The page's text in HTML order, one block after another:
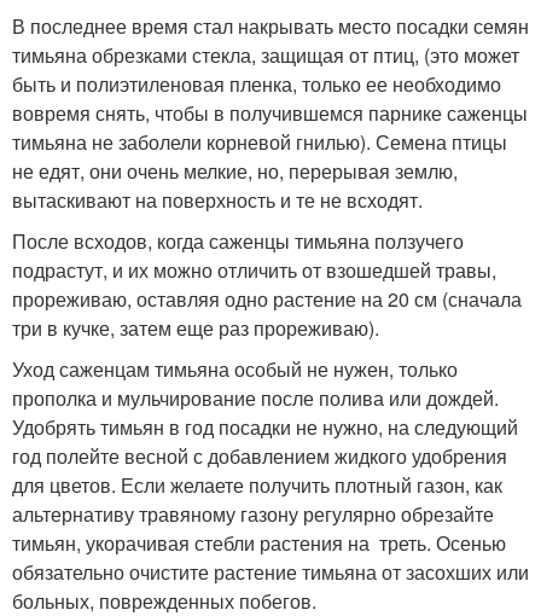
В последнее время стал накрывать место посадки семян
тимьяна обрезками стекла, защищая от птиц, (это может
быть и полиэтиленовая пленка, только ее необходимо
вовремя снять, чтобы в получившемся парнике саженцы
тимьяна не заболели корневой гнилью). Семена птицы
не едят, они очень мелкие, но, перерывая землю,
вытаскивают на поверхность и те не всходят.
После всходов, когда саженцы тимьяна ползучего
подрастут, и их можно отличить от взошедшей травы,
прореживаю, оставляя одно растение на 20 см (сначала
три в кучке, затем еще раз прореживаю).
Уход саженцам тимьяна особый не нужен, только
прополка и мульчирование после полива или дождей.
Удобрять тимьян в год посадки не нужно, на следующий
год полейте весной с добавлением жидкого удобрения
для цветов. Если желаете получить плотный газон, как
альтернативу травяному газону регулярно обрезайте
тимьян, укорачивая стебли растения на треть. Осенью
обязательно очистите растение тимьяна от засохших или
больных, поврежденных побегов.